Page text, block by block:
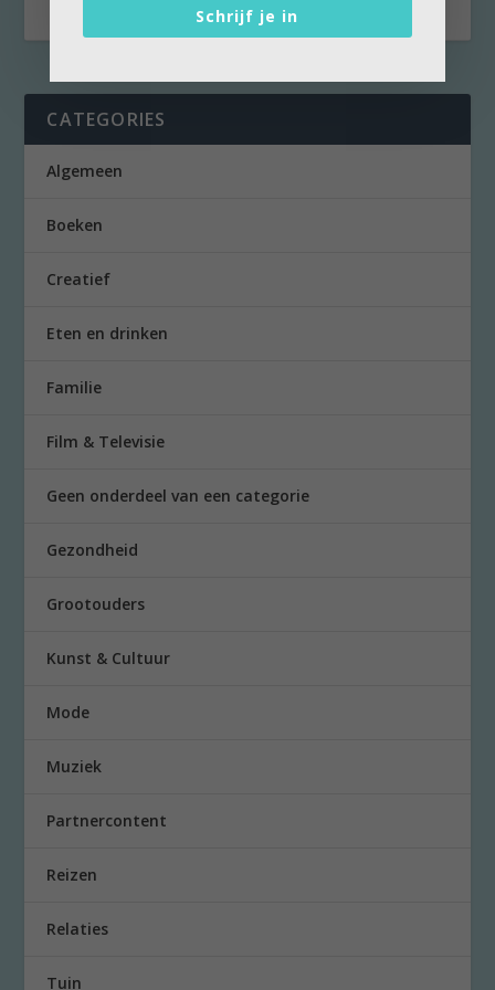
CATEGORIES
Algemeen
Boeken
Creatief
Eten en drinken
Familie
Film & Televisie
Geen onderdeel van een categorie
Gezondheid
Grootouders
Kunst & Cultuur
Mode
Muziek
Partnercontent
Reizen
Relaties
Tuin
Schrijf je in